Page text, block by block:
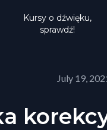
Kursy o dźwięku,
sprawdź!
July 19,